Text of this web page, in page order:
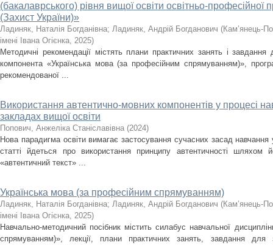
(бакалаврського) рівня вищої освіти освітньо-
(Захист України)»
Ладиняк, Наталія Богданівна; Ладиняк, Андрій Богданович (Кам’янець-
імені Івана Огієнка, 2025)
Методичні рекомендації містять плани практичних занять і завдання
компонента «Українська мова (за професійним спрямуванням)»,
рекомендованої ...
Використання автентично-мовних компонентів у процесі
закладах вищої освіти
Попович, Анжеліка Станіславівна (2024)
Нова парадигма освіти вимагає застосування сучасних засад
статті йдеться про використання принципу автентичності шляхом
«автентичний текст» ...
Українська мова (за професійним спрямуванням)
Ладиняк, Наталія Богданівна; Ладиняк, Андрій Богданович (Кам’янець-
імені Івана Огієнка, 2025)
Навчально-методичний посібник містить силабус навчальної
спрямуванням)», лекції, плани практичних занять, завдання для